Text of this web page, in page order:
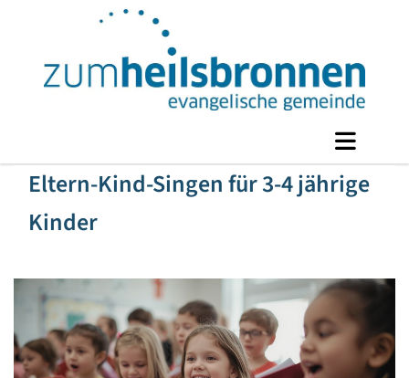
Eltern-Kind-Singen für 3-4 jährige
Kinder